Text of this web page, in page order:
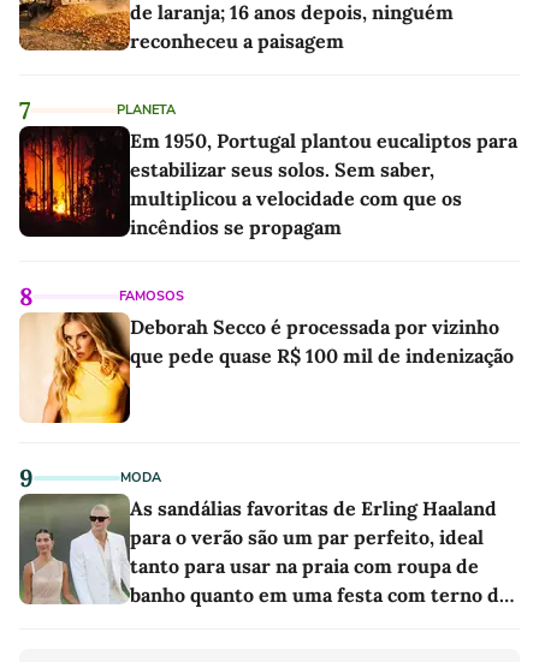
de laranja; 16 anos depois, ninguém
reconheceu a paisagem
7 PLANETA
Em 1950, Portugal plantou eucaliptos para
estabilizar seus solos. Sem saber,
multiplicou a velocidade com que os
incêndios se propagam
8 FAMOSOS
Deborah Secco é processada por vizinho
que pede quase R$ 100 mil de indenização
9 MODA
As sandálias favoritas de Erling Haaland
para o verão são um par perfeito, ideal
tanto para usar na praia com roupa de
banho quanto em uma festa com terno de